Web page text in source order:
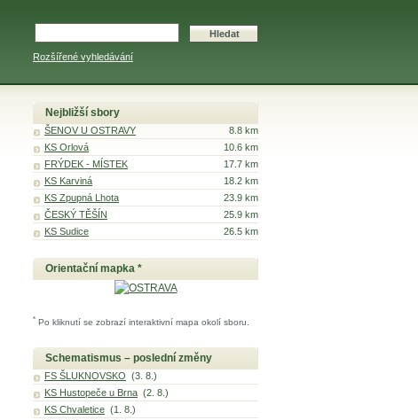
Rozšířené vyhledávání
Nejbližší sbory
8.8 km
ŠENOV U OSTRAVY
10.6 km
KS Orlová
17.7 km
FRÝDEK - MÍSTEK
18.2 km
KS Karviná
23.9 km
KS Zpupná Lhota
25.9 km
ČESKÝ TĚŠÍN
26.5 km
KS Sudice
Orientační mapka *
* Po kliknutí se zobrazí interaktivní mapa okolí sboru.
Schematismus – poslední změny
FS ŠLUKNOVSKO (3. 8.)
KS Hustopeče u Brna (2. 8.)
KS Chvaletice (1. 8.)